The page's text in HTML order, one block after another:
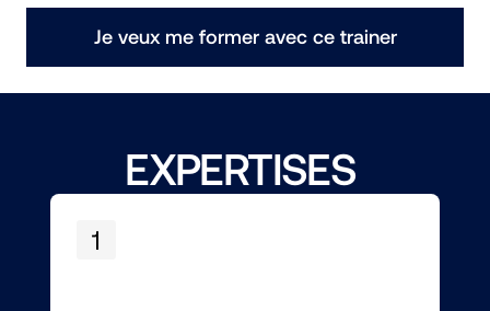
Je veux me former avec ce trainer
EXPERTISES
1